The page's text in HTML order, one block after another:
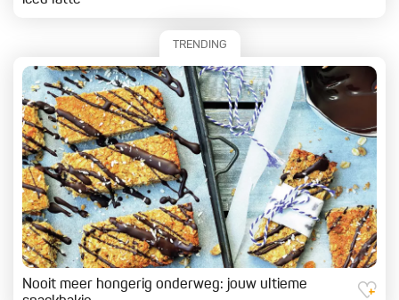
TRENDING
Nooit meer hongerig onderweg: jouw ultieme